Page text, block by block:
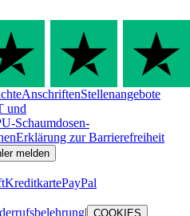
AnschriftenStellenangebote
und
Schaumdosen-
Erklärung zur Barrierefreiheit
melden
KreditkartePayPal
| COOKIES